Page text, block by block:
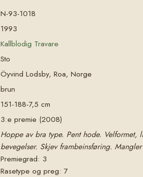
N-93-1018
1993
Kallblodig Travare
Sto
Öyvind Lodsby, Roa, Norge
brun
151-188-7,5 cm
3:e premie (2008)
Hoppe av bra type. Pent hode.
bevegelser. Skjev frambeinsføring.
Premiegrad: 3
Rasetype og preg: 7